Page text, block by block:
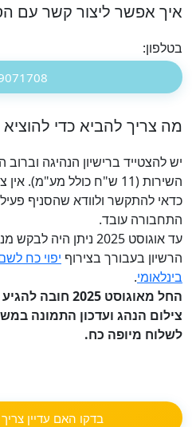
איך אפשר ליצור קשר עם
בטלפון:
מה צריך להביא כדי להוציא
יש להצטייד ברישיון הנהיגה
השירות (11 ש"ח כולל
כדאי להתקשר ולוודא שהסניף
התחבורה עובד.
עד אוגוסט 2025 ניתן
הרשיון בעבורך בצירוף יפוי כח
בינלאומי.
החל מאוגוסט
צילום הנהג ועדכון התמונה
לשלוח מיופה כח.
בדקו האם עדיין צריך